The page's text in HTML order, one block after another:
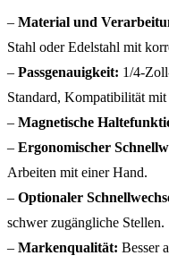
– Material und
Stahl oder Edelstahl mit
– Passgenauigkeit: 1/4-
Standard, Kompatibilität
– Magnetische
– Ergonomischer
Arbeiten mit einer Hand.
– Optionaler
schwer zugängliche Stellen.
– Markenqualität: Besser